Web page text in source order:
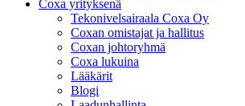
Coxa yrityksenä
Tekonivelsairaala Coxa Oy
Coxan omistajat ja hallitus
Coxan johtoryhmä
Coxa lukuina
Lääkärit
Blogi